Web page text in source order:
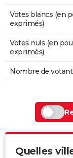
Votes blancs (en
exprimés)
Votes nuls (en
exprimés)
Nombre de
Quelles